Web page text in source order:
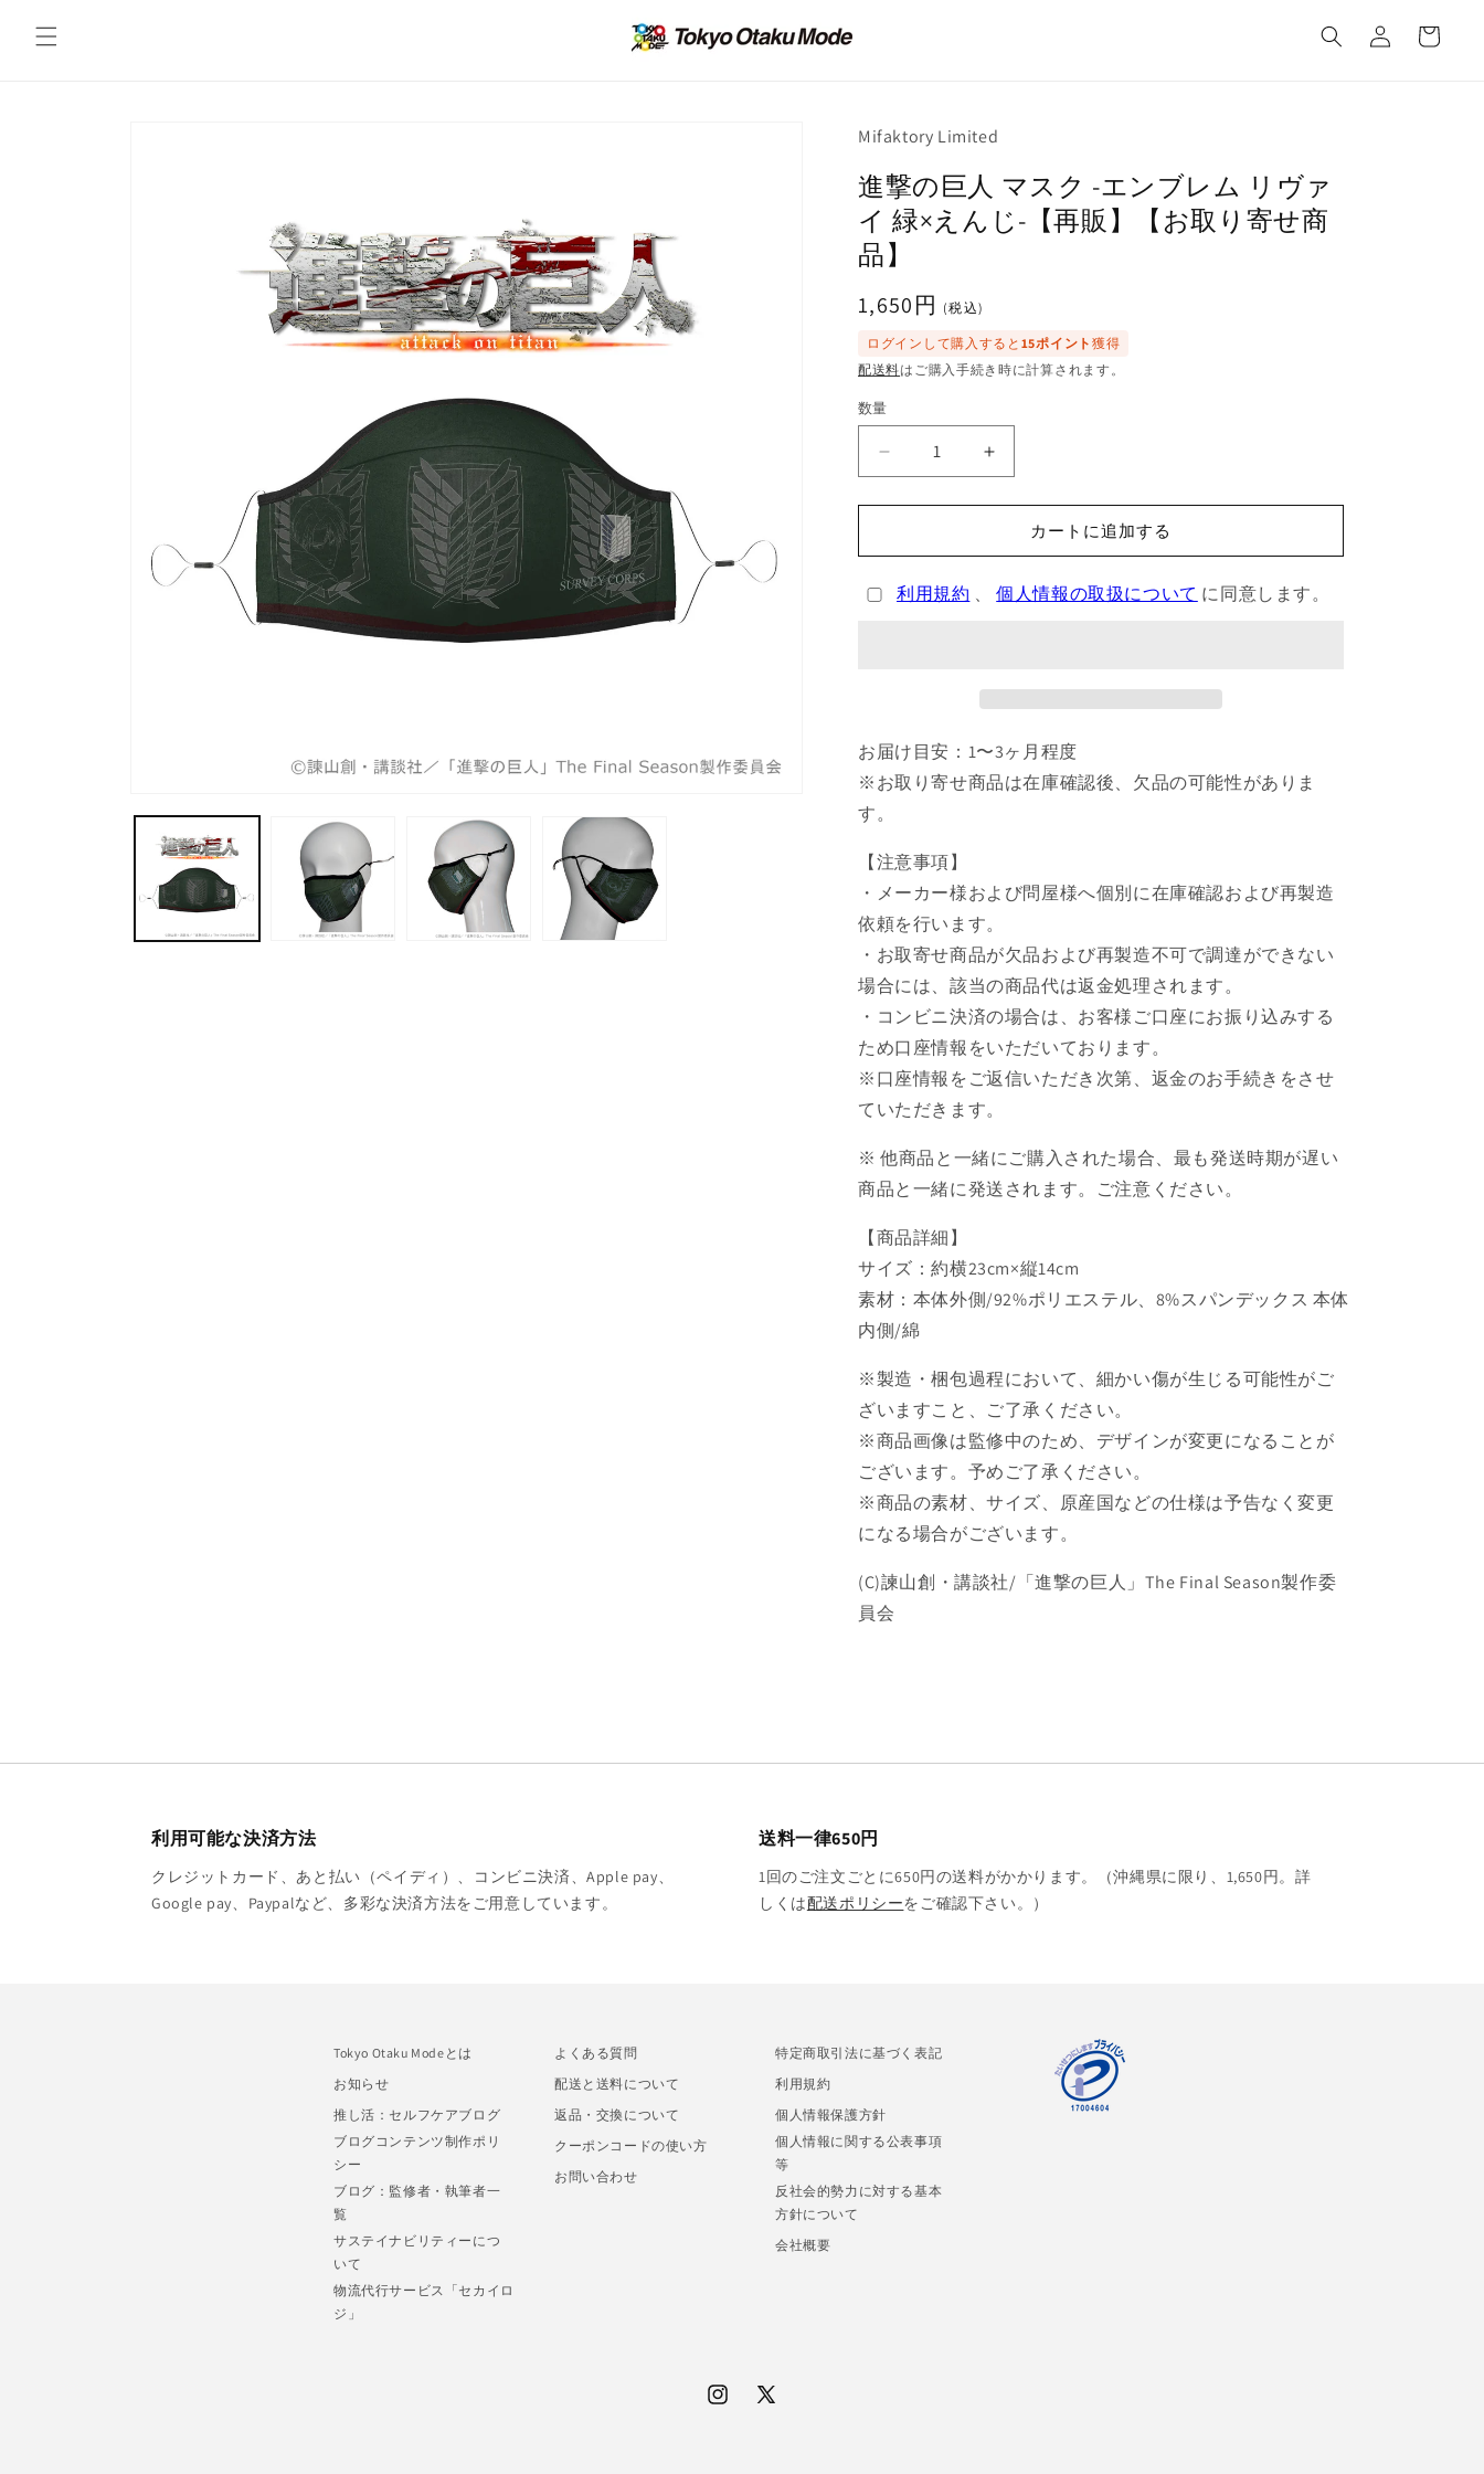
ンツに
進む
イ
ー
Mifaktory Limited
進撃の巨人 マスク -エンブレム リヴァ
イ 緑×えんじ-【再販】【お取り寄せ商
品】
通
常
価
格
1,650円 (税込)
ログインして購入すると 15ポイント 獲得
配送料はご購入手続き時に計算されます。
数量
マ
ブ
レ
ヴ
ァ
緑
×
え
ん
じ-
【再
販】
【お
取
り
寄
せ
商
品】
の
数
を
減
ら
す
進
マ
ブ
レ
ァ
緑
×
え
ん
じ-
【再
販】
【お
り
寄
品】
の
を
増
や
す
カートに追加する
利用規約 、個人情報の取扱について に同意します。
お届け目安：1〜3ヶ月程度
※お取り寄せ商品は在庫確認後、欠品の可能性がありま
す。
【注意事項】
・メーカー様および問屋様へ個別に在庫確認および再製造
依頼を行います。
・お取寄せ商品が欠品および再製造不可で調達ができない
場合には、該当の商品代は返金処理されます。
・コンビニ決済の場合は、お客様ご口座にお振り込みする
ため口座情報をいただいております。
※口座情報をご返信いただき次第、返金のお手続きをさせ
ていただきます。
※ 他商品と一緒にご購入された場合、最も発送時期が遅い
商品と一緒に発送されます。ご注意ください。
【商品詳細】
サイズ：約横23cm×縦14cm
素材：本体外側/92%ポリエステル、8%スパンデックス 本体
内側/綿
※製造・梱包過程において、細かい傷が生じる可能性がご
ざいますこと、ご了承ください。
※商品画像は監修中のため、デザインが変更になることが
ございます。予めご了承ください。
※商品の素材、サイズ、原産国などの仕様は予告なく変更
になる場合がございます。
(C)諫山創・講談社/「進撃の巨人」The Final Season製作委
員会
利用可能な決済方法
クレジットカード、あと払い（ペイディ）、コンビニ決済、Apple pay、
Google pay、Paypalなど、多彩な決済方法をご用意しています。
送料一律650円
1回のご注文ごとに650円の送料がかかります。（沖縄県に限り、1,650円。詳
しくは配送ポリシーをご確認下さい。）
Tokyo Otaku Modeとは
お知らせ
推し活：セルフケアブログ
ブログコンテンツ制作ポリ
シー
ブログ：監修者・執筆者一
覧
サステイナビリティーにつ
いて
物流代行サービス「セカイロ
ジ」
よくある質問
配送と送料について
返品・交換について
クーポンコードの使い方
お問い合わせ
特定商取引法に基づく表記
利用規約
個人情報保護方針
個人情報に関する公表事項
等
反社会的勢力に対する基本
方針について
会社概要
Instagram
X